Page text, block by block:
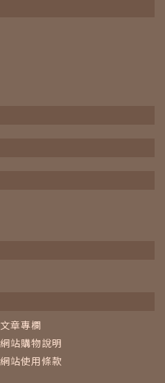
文章專欄
網站購物說明
網站使用條款